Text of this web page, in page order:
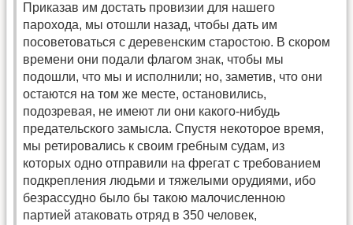
Приказав им достать провизии для нашего
парохода, мы отошли назад, чтобы дать им
посоветоваться с деревенским старостою. В скором
времени они подали флагом знак, чтобы мы
подошли, что мы и исполнили; но, заметив, что они
остаются на том же месте, остановились,
подозревая, не имеют ли они какого-нибудь
предательского замысла. Спустя некоторое время,
мы ретировались к своим гребным судам, из
которых одно отправили на фрегат с требованием
подкрепления людьми и тяжелыми орудиями, ибо
безрассудно было бы такою малочисленною
партией атаковать отряд в 350 человек,